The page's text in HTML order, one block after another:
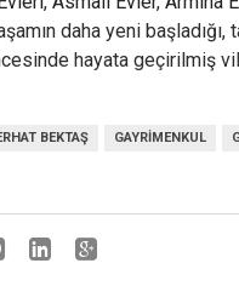
daha yeni başladığı,
hayata geçirilmiş
BEKTAŞ GAYRIMENKUL